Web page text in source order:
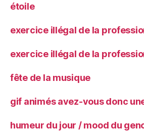
étoile
exercice illégal de la
exercice illégal de la
fête de la musique
gif animés avez-vous donc
humeur du jour / mood du